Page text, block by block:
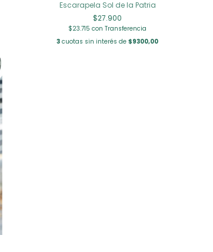
Escarapela Sol de la Patria
$27.900
$23.715con Transferencia
3 cuotas sin interés de$9300,00